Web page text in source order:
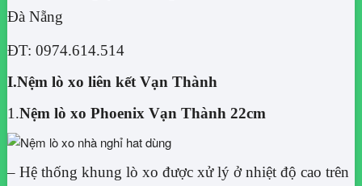
Đà Nẵng
ĐT: 0974.614.514
I.Nệm lò xo liên kết Vạn Thành
1.Nệm lò xo Phoenix Vạn Thành 22cm
– Hệ thống khung lò xo được xử lý ở nhiệt độ cao trên